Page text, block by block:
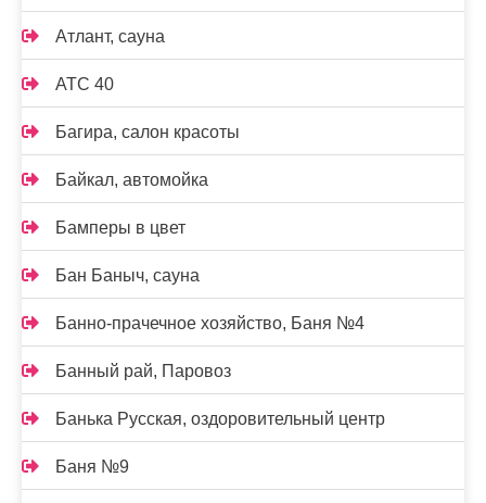
Атлант, сауна
АТС 40
Багира, салон красоты
Байкал, автомойка
Бамперы в цвет
Бан Баныч, сауна
Банно-прачечное хозяйство, Баня №4
Банный рай, Паровоз
Банька Русская, оздоровительный центр
Баня №9